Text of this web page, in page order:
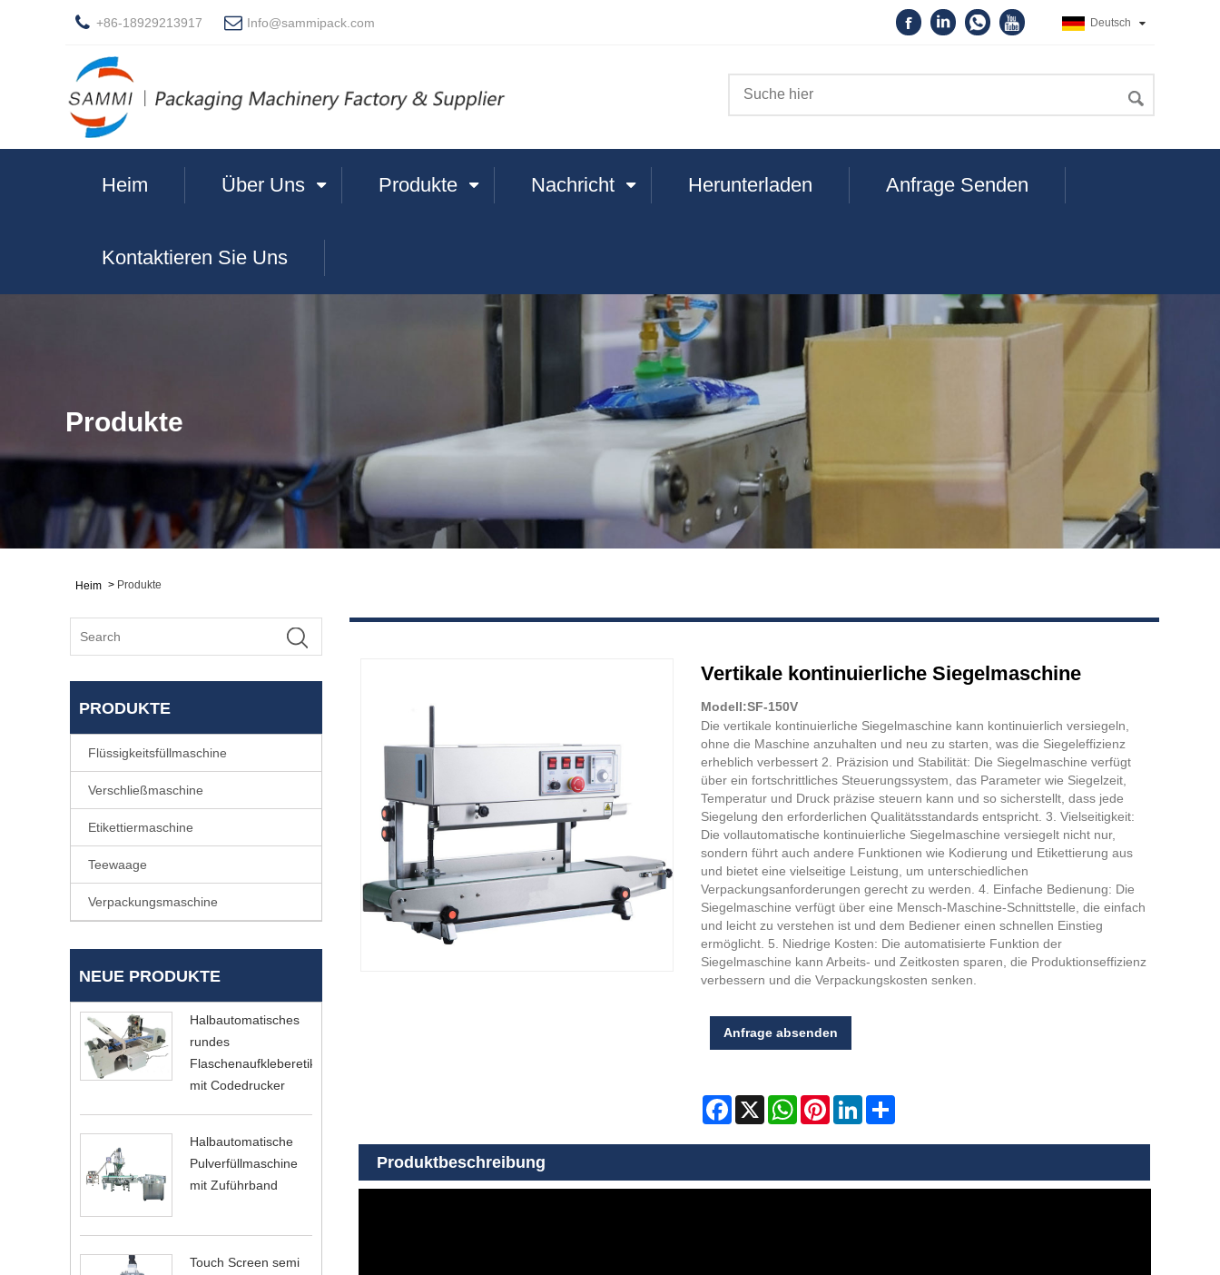
+86-18929213917 Info@sammipack.com Deutsch
Heim Über Uns Produkte Nachricht Herunterladen Anfrage Senden
Kontaktieren Sie Uns
Produkte
Heim > Produkte
PRODUKTE
Flüssigkeitsfüllmaschine
Verschließmaschine
Etikettiermaschine
Teewaage
Verpackungsmaschine
NEUE PRODUKTE
Halbautomatisches
rundes
Flaschenaufkleberetikett
mit Codedrucker
Halbautomatische
Pulverfüllmaschine
mit Zuführband
Touch Screen semi
Vertikale kontinuierliche Siegelmaschine
Modell:SF-150V
Die vertikale kontinuierliche Siegelmaschine kann kontinuierlich versiegeln,
ohne die Maschine anzuhalten und neu zu starten, was die Siegeleffizienz
erheblich verbessert 2. Präzision und Stabilität: Die Siegelmaschine verfügt
über ein fortschrittliches Steuerungssystem, das Parameter wie Siegelzeit,
Temperatur und Druck präzise steuern kann und so sicherstellt, dass jede
Siegelung den erforderlichen Qualitätsstandards entspricht. 3. Vielseitigkeit:
Die vollautomatische kontinuierliche Siegelmaschine versiegelt nicht nur,
sondern führt auch andere Funktionen wie Kodierung und Etikettierung aus
und bietet eine vielseitige Leistung, um unterschiedlichen
Verpackungsanforderungen gerecht zu werden. 4. Einfache Bedienung: Die
Siegelmaschine verfügt über eine Mensch-Maschine-Schnittstelle, die einfach
und leicht zu verstehen ist und dem Bediener einen schnellen Einstieg
ermöglicht. 5. Niedrige Kosten: Die automatisierte Funktion der
Siegelmaschine kann Arbeits- und Zeitkosten sparen, die Produktionseffizienz
verbessern und die Verpackungskosten senken.
Anfrage absenden
Facebook
X WhatsAppPinterestLinkedInShare
Produktbeschreibung